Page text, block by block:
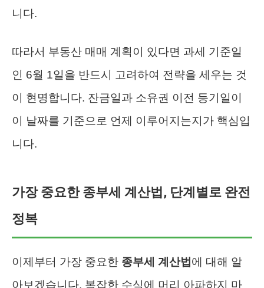
니다.
따라서 부동산 매매 계획이 있다면 과세 기준일
인 6월 1일을 반드시 고려하여 전략을 세우는 것
이 현명합니다. 잔금일과 소유권 이전 등기일이
이 날짜를 기준으로 언제 이루어지는지가 핵심입
니다.
가장 중요한 종부세 계산법, 단계별로 완전
정복
이제부터 가장 중요한 종부세 계산법 에 대해 알
아보겠습니다. 복잡한 수식에 머리 아파하지 마